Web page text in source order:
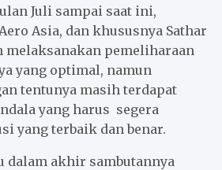
Juli sampai saat ini,
Asia, dan khususnya Sathar
melaksanakan pemeliharaan
yang optimal, namun
tentunya masih terdapat
yang harus segera
yang terbaik dan benar.
dalam akhir sambutannya